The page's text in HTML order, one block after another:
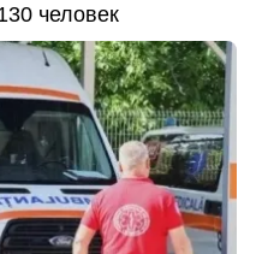
человек